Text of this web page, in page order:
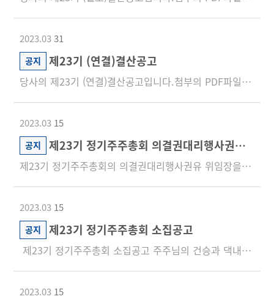
2023.0331
공지 제23기 (연결)결산공고
당사의 제23기 (연결)결산공고입니다.첨부의 PDF파일을 참조하시기 바랍니다.
2023.03 15
공지 제23기 정기주주총회 의결권대리행사권유 위임장 배포
제23기 정기주주총회의 의결권대리행사권유 위임장을 첨부와 같이 배포합니다.첨부 파일을 클릭하면 PDF파일로 다운받...
2023.03 15
공지 제23기 정기주주총회 소집공고
제23기 정기주주총회 소집공고 주주님의 건승과 댁내의 평안을 기원합니다.당사 정관 제24조에 의하여 제23...
2023.03 15